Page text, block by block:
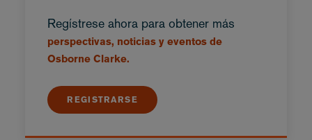
Regístrese ahora para obtener más
perspectivas, noticias y eventos de
Osborne Clarke.
REGISTRARSE